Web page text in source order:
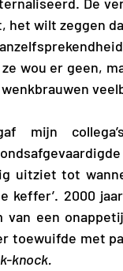
het wilt zeggen
wou er geen,
mijn
uitziet tot
keffer’. 2000
van een
knock.